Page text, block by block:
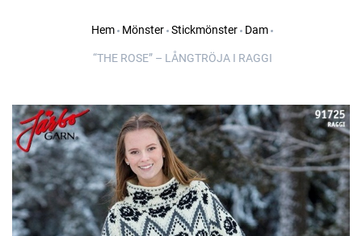
Hem Mönster Stickmönster Dam
“THE ROSE” – LÅNGTRÖJA I RAGGI